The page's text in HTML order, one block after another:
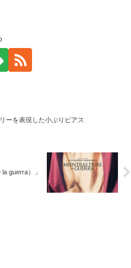
ーを表現した小ぶりピアス
guerra）」